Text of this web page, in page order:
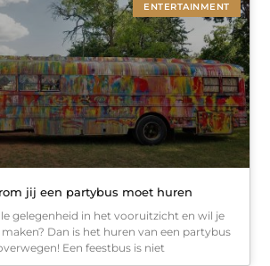
ENTERTAINMENT
jij een partybus moet huren
gelegenheid in het vooruitzicht en wil je
Dan is het huren van een partybus
Een feestbus is niet